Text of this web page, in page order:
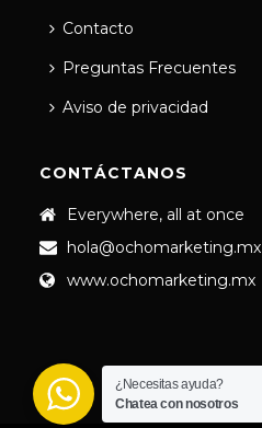
Contacto
Preguntas Frecuentes
Aviso de privacidad
CONTÁCTANOS
Everywhere, all at once
hola@ochomarketing.mx
www.ochomarketing.mx
¿Necesitas ayuda?
Chatea con nosotros